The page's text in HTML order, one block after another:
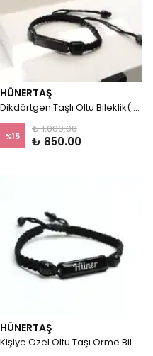
HÜNERTAŞ
Dikdörtgen Taşlı Oltu Bileklik( Ayarlanabilir)
%15
₺ 1,000.00
₺ 850.00
HÜNERTAŞ
Kişiye Özel Oltu Taşı Örme Bileklik